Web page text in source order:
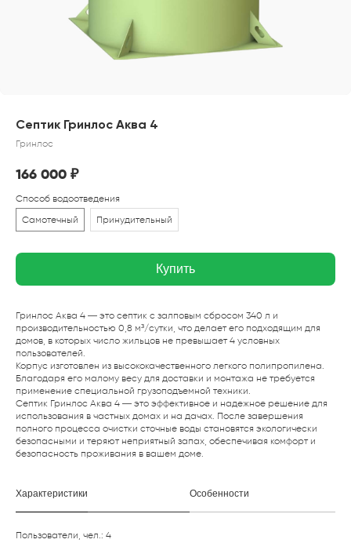
Септик Гринлос Аква 4
Гринлос
166 000 ₽
Способ водоотведения
Самотечный
Принудительный
Купить
Гринлос Аква 4 — это септик с залповым сбросом 340 л и
производительностью 0,8 м³/сутки, что делает его подходящим для
домов, в которых число жильцов не превышает 4 условных
пользователей.
Корпус изготовлен из высококачественного легкого полипропилена.
Благодаря его малому весу для доставки и монтажа не требуется
применение специальной грузоподъемной техники.
Септик Гринлос Аква 4 — это эффективное и надежное решение для
использования в частных домах и на дачах. После завершения
полного процесса очистки сточные воды становятся экологически
безопасными и теряют неприятный запах, обеспечивая комфорт и
безопасность проживания в вашем доме.
Характеристики Особенности
Пользователи, чел.: 4